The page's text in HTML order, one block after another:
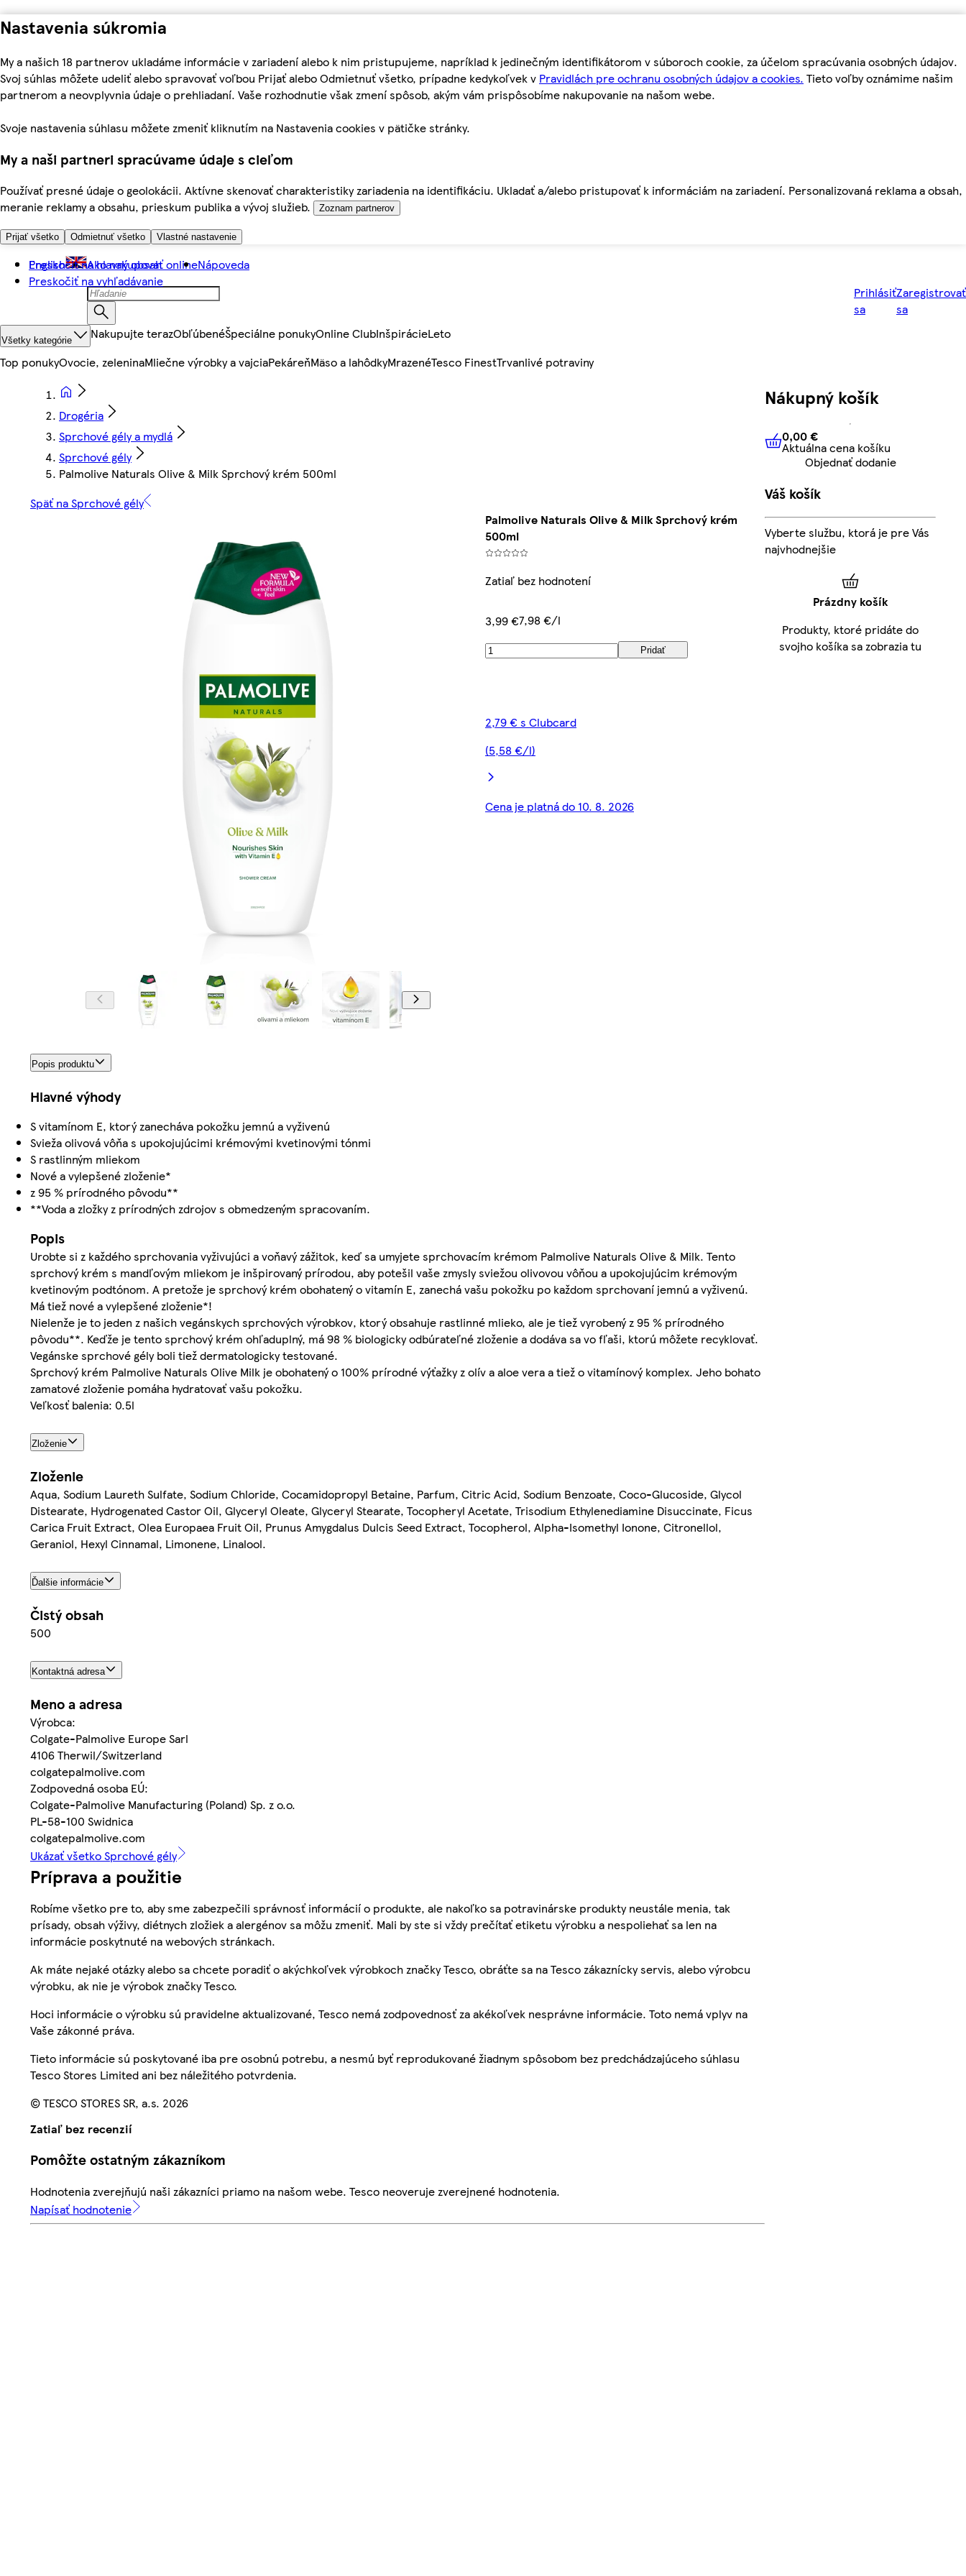
Nastavenia súkromia
My a našich 18 partnerov ukladáme informácie v zariadení alebo k nim pristupujeme, napríklad k jedinečným identifikátorom v súboroch cookie, za účelom spracúvania osobných údajov.
Svoj súhlas môžete udeliť alebo spravovať voľbou Prijať alebo Odmietnuť všetko, prípadne kedykoľvek v Pravidlách pre ochranu osobných údajov a cookies. Tieto voľby oznámime našim
partnerom a neovplyvnia údaje o prehliadaní. Vaše rozhodnutie však zmení spôsob, akým vám prispôsobíme nakupovanie na našom webe.
Svoje nastavenia súhlasu môžete zmeniť kliknutím na Nastavenia cookies v pätičke stránky.
My a naši partneri spracúvame údaje s cieľom
Používať presné údaje o geolokácii. Aktívne skenovať charakteristiky zariadenia na identifikáciu. Ukladať a/alebo pristupovať k informáciám na zariadení. Personalizovaná reklama a obsah,
meranie reklamy a obsahu, prieskum publika a vývoj služieb.
Zoznam partnerov
Prijať všetko Odmietnuť všetko Vlastné nastavenie
Preskočiť na hlavný obsah
Preskočiť na vyhľadávanie
English Ako nakupovať onlineNápoveda
Prihlásiť
sa
Zaregistrovať
sa
Všetky kategórie Nakupujte terazObľúbenéŠpeciálne ponukyOnline ClubInšpirácieLeto
Top ponukyOvocie, zeleninaMliečne výrobky a vajciaPekáreňMäso a lahôdkyMrazenéTesco FinestTrvanlivé potraviny
Drogéria
Sprchové gély a mydlá
Sprchové gély
Palmolive Naturals Olive & Milk Sprchový krém 500ml
Späť na Sprchové gély
Palmolive Naturals Olive & Milk Sprchový krém
500ml
Zatiaľ bez hodnotení
3,99 €7,98 €/l
Pridať
2,79 € s Clubcard
(5,58 €/l)
Cena je platná do 10. 8. 2026
Popis produktu
Hlavné výhody
S vitamínom E, ktorý zanecháva pokožku jemnú a vyživenú
Svieža olivová vôňa s upokojujúcimi krémovými kvetinovými tónmi
S rastlinným mliekom
Nové a vylepšené zloženie*
z 95 % prírodného pôvodu**
**Voda a zložky z prírodných zdrojov s obmedzeným spracovaním.
Popis
Urobte si z každého sprchovania vyživujúci a voňavý zážitok, keď sa umyjete sprchovacím krémom Palmolive Naturals Olive & Milk. Tento
sprchový krém s mandľovým mliekom je inšpirovaný prírodou, aby potešil vaše zmysly sviežou olivovou vôňou a upokojujúcim krémovým
kvetinovým podtónom. A pretože je sprchový krém obohatený o vitamín E, zanechá vašu pokožku po každom sprchovaní jemnú a vyživenú.
Má tiež nové a vylepšené zloženie*!
Nielenže je to jeden z našich vegánskych sprchových výrobkov, ktorý obsahuje rastlinné mlieko, ale je tiež vyrobený z 95 % prírodného
pôvodu**. Keďže je tento sprchový krém ohľaduplný, má 98 % biologicky odbúrateľné zloženie a dodáva sa vo fľaši, ktorú môžete recyklovať.
Vegánske sprchové gély boli tiež dermatologicky testované.
Sprchový krém Palmolive Naturals Olive Milk je obohatený o 100% prírodné výťažky z olív a aloe vera a tiež o vitamínový komplex. Jeho bohato
zamatové zloženie pomáha hydratovať vašu pokožku.
Veľkosť balenia: 0.5l
Zloženie
Zloženie
Aqua, Sodium Laureth Sulfate, Sodium Chloride, Cocamidopropyl Betaine, Parfum, Citric Acid, Sodium Benzoate, Coco-Glucoside, Glycol
Distearate, Hydrogenated Castor Oil, Glyceryl Oleate, Glyceryl Stearate, Tocopheryl Acetate, Trisodium Ethylenediamine Disuccinate, Ficus
Carica Fruit Extract, Olea Europaea Fruit Oil, Prunus Amygdalus Dulcis Seed Extract, Tocopherol, Alpha-Isomethyl Ionone, Citronellol,
Geraniol, Hexyl Cinnamal, Limonene, Linalool.
Ďalšie informácie
Čistý obsah
500
Kontaktná adresa
Meno a adresa
Výrobca:
Colgate-Palmolive Europe Sarl
4106 Therwil/Switzerland
colgatepalmolive.com
Zodpovedná osoba EÚ:
Colgate-Palmolive Manufacturing (Poland) Sp. z o.o.
PL-58-100 Swidnica
colgatepalmolive.com
Ukázať všetko Sprchové gély
Príprava a použitie
Robíme všetko pre to, aby sme zabezpečili správnosť informácií o produkte, ale nakoľko sa potravinárske produkty neustále menia, tak
prísady, obsah výživy, diétnych zložiek a alergénov sa môžu zmeniť. Mali by ste si vždy prečítať etiketu výrobku a nespoliehať sa len na
informácie poskytnuté na webových stránkach.
Ak máte nejaké otázky alebo sa chcete poradiť o akýchkoľvek výrobkoch značky Tesco, obráťte sa na Tesco zákaznícky servis, alebo výrobcu
výrobku, ak nie je výrobok značky Tesco.
Hoci informácie o výrobku sú pravidelne aktualizované, Tesco nemá zodpovednosť za akékoľvek nesprávne informácie. Toto nemá vplyv na
Vaše zákonné práva.
Tieto informácie sú poskytované iba pre osobnú potrebu, a nesmú byť reprodukované žiadnym spôsobom bez predchádzajúceho súhlasu
Tesco Stores Limited ani bez náležitého potvrdenia.
© TESCO STORES SR, a.s. 2026
Zatiaľ bez recenzií
Pomôžte ostatným zákazníkom
Hodnotenia zverejňujú naši zákazníci priamo na našom webe. Tesco neoveruje zverejnené hodnotenia.
Napísať hodnotenie
Nákupný košík
0,00 € Aktuálna cena košíku
0,00 €
Aktuálna cena košíku
Objednať dodanie
Váš košík
Vyberte službu, ktorá je pre Vás
najvhodnejšie
Prázdny košík
Produkty, ktoré pridáte do
svojho košíka sa zobrazia tu